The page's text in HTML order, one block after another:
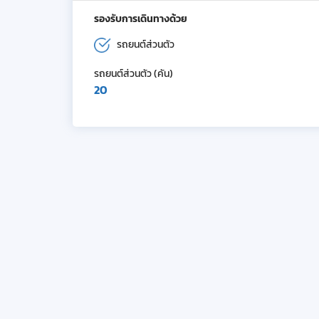
รองรับการเดินทางด้วย
รถยนต์ส่วนตัว
รถยนต์ส่วนตัว (คัน)
20